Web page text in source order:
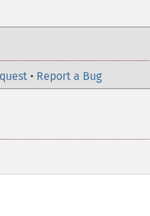
• Report a Bug